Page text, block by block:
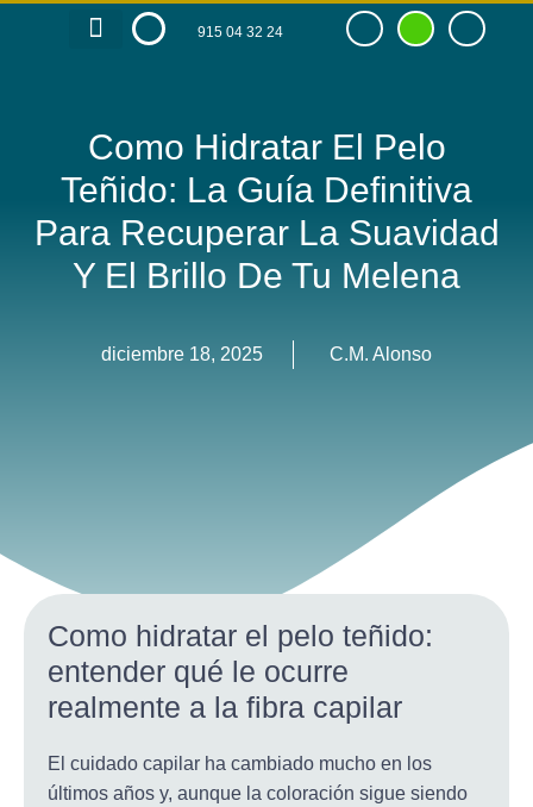
915 04 32 24
Como Hidratar El Pelo
Teñido: La Guía Definitiva
Para Recuperar La Suavidad
Y El Brillo De Tu Melena
diciembre 18, 2025 C.M. Alonso
Como hidratar el pelo teñido:
entender qué le ocurre
realmente a la fibra capilar
El cuidado capilar ha cambiado mucho en los
últimos años y, aunque la coloración sigue siendo